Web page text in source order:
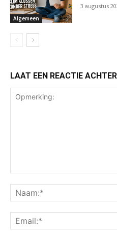
Algemeen
3 augustus
LAAT EEN REACTIE ACHTER